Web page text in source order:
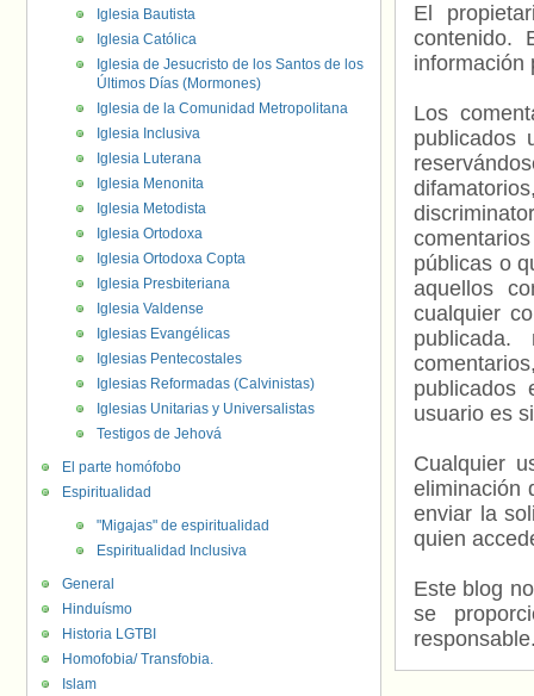
El
contenido.
información
Los
publicados
públicas o
aquellos
cualquier
usuario es
Cualquier
eliminación
enviar la
quien
Este blog
se
Iglesia Bautista
Iglesia Católica
Iglesia de Jesucristo de los Santos de los
Últimos Días (Mormones)
Iglesia de la Comunidad Metropolitana
Iglesia Inclusiva
Iglesia Luterana
Iglesia Menonita
Iglesia Metodista
Iglesia Ortodoxa
Iglesia Ortodoxa Copta
Iglesia Presbiteriana
Iglesia Valdense
Iglesias Evangélicas
Iglesias Pentecostales
Iglesias Reformadas (Calvinistas)
Iglesias Unitarias y Universalistas
Testigos de Jehová
El parte homófobo
Espiritualidad
"Migajas" de espiritualidad
Espiritualidad Inclusiva
General
Hinduísmo
Historia LGTBI
Homofobia/ Transfobia.
Islam